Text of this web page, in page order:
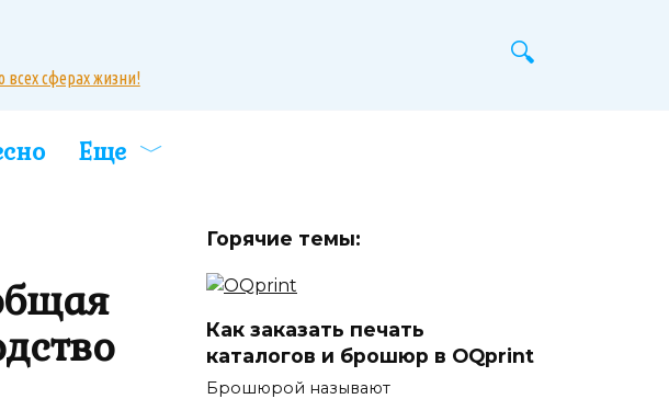
всех сферах жизни!
Еще
Горячие темы:
Как заказать печать
каталогов и брошюр в OQprint
Брошюрой называют